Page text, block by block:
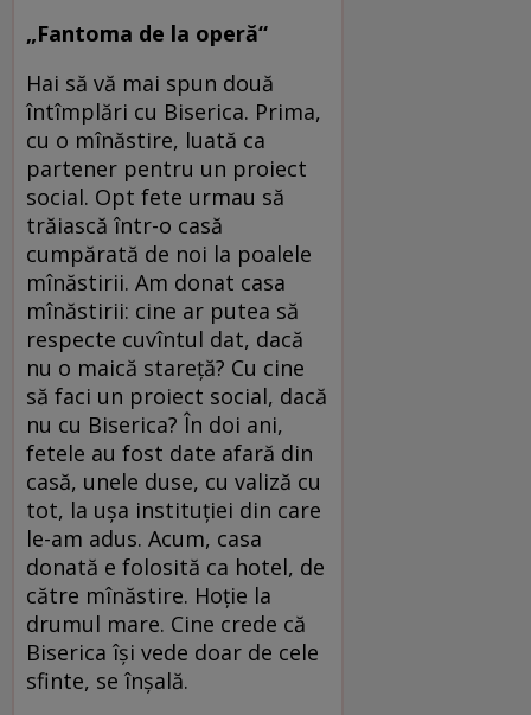
„Fantoma de la operă“
Hai să vă mai spun două
întîmplări cu Biserica. Prima,
cu o mînăstire, luată ca
partener pentru un proiect
social. Opt fete urmau să
trăiască într-o casă
cumpărată de noi la poalele
mînăstirii. Am donat casa
mînăstirii: cine ar putea să
respecte cuvîntul dat, dacă
nu o maică stareţă? Cu cine
să faci un proiect social, dacă
nu cu Biserica? În doi ani,
fetele au fost date afară din
casă, unele duse, cu valiză cu
tot, la uşa instituţiei din care
le-am adus. Acum, casa
donată e folosită ca hotel, de
către mînăstire. Hoţie la
drumul mare. Cine crede că
Biserica îşi vede doar de cele
sfinte, se înşală.